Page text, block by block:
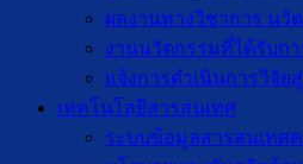
ผลงานทางวิชาการ นวั
งานนวัตกรรมที่ได้รับกา
แจ้งการดำเนินการวิจัย
เทคโนโลยีสารสนเทศ
ระบบข้อมูลสารสนเทศ